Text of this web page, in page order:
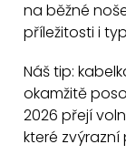
na běžné
příležitosti i
Náš tip:
okamžitě
2026 přejí
které zvýrazní